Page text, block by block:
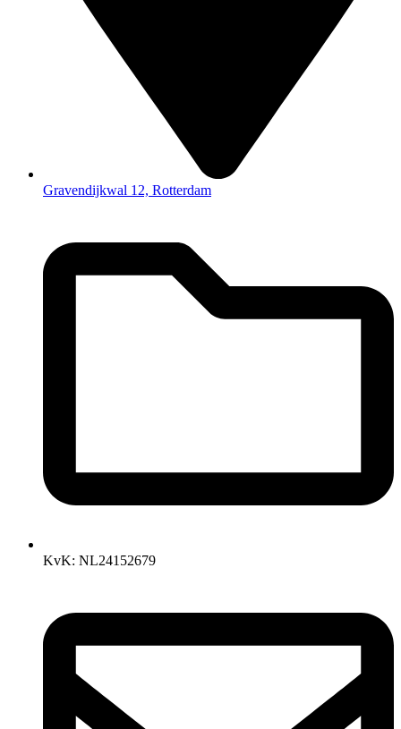
Gravendijkwal 12, Rotterdam
KvK: NL24152679